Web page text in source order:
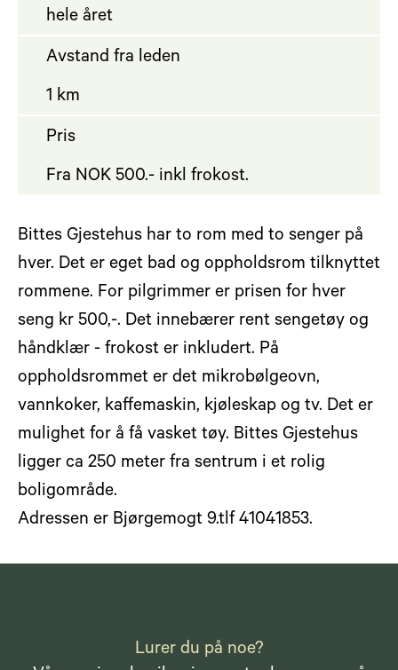
hele året
Avstand fra leden
1 km
Pris
Fra NOK 500.- inkl frokost.
Bittes Gjestehus har to rom med to senger på
hver. Det er eget bad og oppholdsrom tilknyttet
rommene. For pilgrimmer er prisen for hver
seng kr 500,-. Det innebærer rent sengetøy og
håndklær - frokost er inkludert. På
oppholdsrommet er det mikrobølgeovn,
vannkoker, kaffemaskin, kjøleskap og tv. Det er
mulighet for å få vasket tøy. Bittes Gjestehus
ligger ca 250 meter fra sentrum i et rolig
boligområde.
Adressen er Bjørgemogt 9.tlf 41041853.
Lurer du på noe?